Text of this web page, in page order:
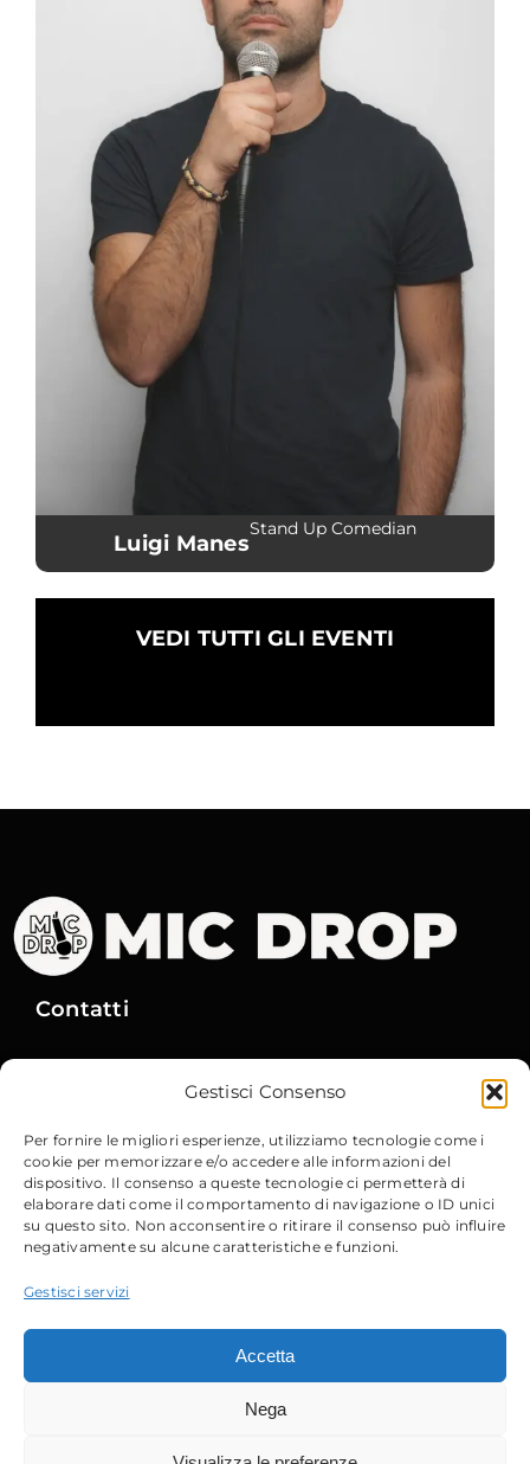
Gestisci Consenso
Per fornire le migliori esperienze, utilizziamo tecnologie come i
cookie per memorizzare e/o accedere alle informazioni del
dispositivo. Il consenso a queste tecnologie ci permetterà di
elaborare dati come il comportamento di navigazione o ID unici
su questo sito. Non acconsentire o ritirare il consenso può influire
negativamente su alcune caratteristiche e funzioni.
Gestisci servizi
Accetta
Nega
Luigi Manes
Stand Up Comedian
VEDI TUTTI GLI EVENTI
Contatti
Sito Web
Privacy Policy
Trattamento dei Dati Personali